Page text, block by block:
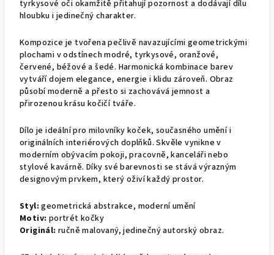
tyrkysové oči okamžitě přitahují pozornost a dodávají dílu
hloubku i jedinečný charakter.
Kompozice je tvořena pečlivě navazujícími geometrickými
plochami v odstínech modré, tyrkysové, oranžové,
červené, béžové a šedé. Harmonická kombinace barev
vytváří dojem elegance, energie i klidu zároveň. Obraz
působí moderně a přesto si zachovává jemnost a
přirozenou krásu kočičí tváře.
Dílo je ideální pro milovníky koček, současného umění i
originálních interiérových doplňků. Skvěle vynikne v
moderním obývacím pokoji, pracovně, kanceláři nebo
stylové kavárně. Díky své barevnosti se stává výrazným
designovým prvkem, který oživí každý prostor.
Styl: geometrická abstrakce, moderní umění
Motiv: portrét kočky
Originál: ručně malovaný, jedinečný autorský obraz.